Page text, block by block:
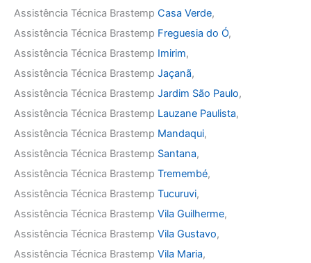
Assistência Técnica Brastemp Casa Verde,
Assistência Técnica Brastemp Freguesia do Ó,
Assistência Técnica Brastemp Imirim,
Assistência Técnica Brastemp Jaçanã,
Assistência Técnica Brastemp Jardim São Paulo,
Assistência Técnica Brastemp Lauzane Paulista,
Assistência Técnica Brastemp Mandaqui,
Assistência Técnica Brastemp Santana,
Assistência Técnica Brastemp Tremembé,
Assistência Técnica Brastemp Tucuruvi,
Assistência Técnica Brastemp Vila Guilherme,
Assistência Técnica Brastemp Vila Gustavo,
Assistência Técnica Brastemp Vila Maria,